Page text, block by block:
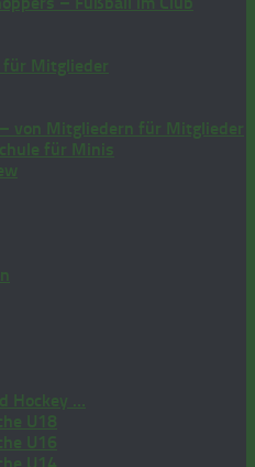
für Mitglieder
von Mitgliedern für Mitglieder
für Minis
Hockey …
U18
U16